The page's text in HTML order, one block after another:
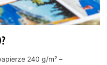
240 g/m² –